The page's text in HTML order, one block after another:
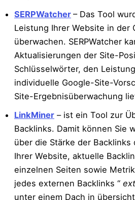
SERPWatcher – Das Tool
Leistung Ihrer Website in der
überwachen. SERPWatcher
Aktualisierungen der Site-
Schlüsselwörter, den
individuelle Google-Site-
Site-Ergebnisüberwachung
LinkMiner – ist ein Tool zur
Backlinks. Damit können Sie
über die Stärke der Backlinks
Ihrer Website, aktuelle
einzelnen Seiten sowie
jedes externen Backlinks “
unter einem Dach in